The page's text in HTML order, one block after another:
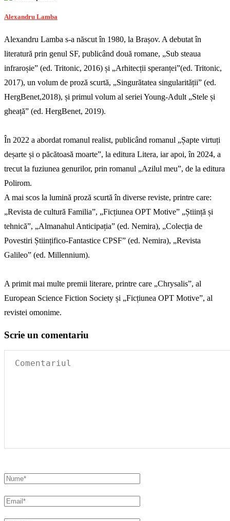
Alexandru Lamba
Alexandru Lamba s-a născut în 1980, la Brașov. A debutat în
literatură prin genul SF, publicând două romane, „Sub steaua
infraroșie” (ed. Tritonic, 2016) și „Arhitecții speranței”(ed. Tritonic,
2017), un volum de proză scurtă, „Singurătatea singularității” (ed.
HergBenet,2018), și primul volum al seriei Young-Adult „Stele și
gheață” (ed. HergBenet, 2019).
În 2022 a abordat romanul realist, publicând romanul „Șapte virtuți
deșarte și o păcătoasă moarte”, la editura Litera, iar apoi, în 2024, a
trecut la fuziunea genurilor, prin romanul „Azilul meu”, de la editura
Polirom.
A mai scos la lumină proză scurtă în diverse reviste, printre care:
„Revista de cultură Familia”, „Ficțiunea OPT Motive” „Știință și
tehnică”, „Almanahul Anticipația” (ed. Nemira), „Colecția de
Povestiri Științifico-Fantastice CPSF” (ed. Nemira), „Revista
Galileo” (ed. Millennium).
A primit mai multe premii literare, printre care „Chrysalis”, al
European Science Fiction Society și „Ficțiunea OPT Motive”, al
revistei omonime.
Scrie un comentariu